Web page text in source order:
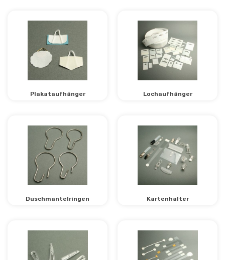
Plakataufhänger Lochaufhänger
Duschmantelringen Kartenhalter